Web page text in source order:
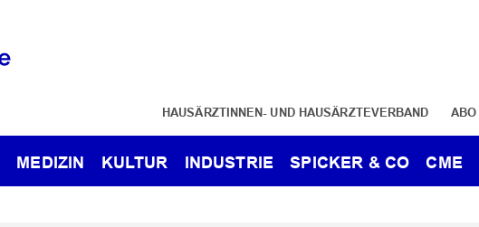
HAUSÄRZTINNEN- UND HAUSÄRZTEVERBAND ABO
MEDIZIN KULTUR INDUSTRIE SPICKER & CO CME